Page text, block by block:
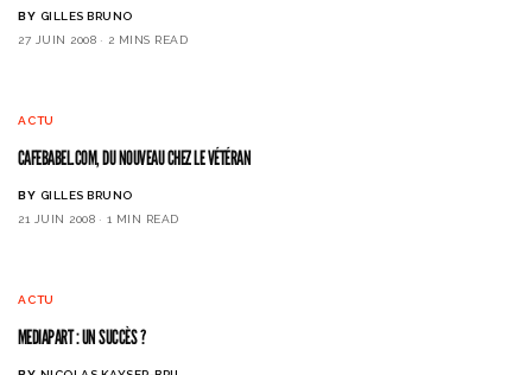
BY GILLES BRUNO
27 JUIN 2008
2 MINS READ
ACTU
CAFEBABEL.COM, DU NOUVEAU CHEZ LE VÉTÉRAN
BY GILLES BRUNO
21 JUIN 2008
1 MIN READ
ACTU
MEDIAPART : UN SUCCÈS ?